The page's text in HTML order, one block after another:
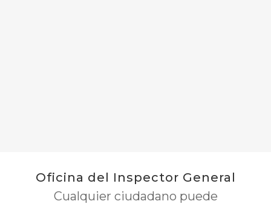
Oficina del Inspector General
Cualquier ciudadano puede